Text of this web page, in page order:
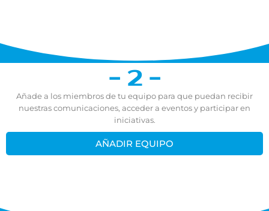
- 2 -
Añade a los miembros de tu equipo para que puedan recibir
nuestras comunicaciones, acceder a eventos y participar en
iniciativas.
AÑADIR EQUIPO